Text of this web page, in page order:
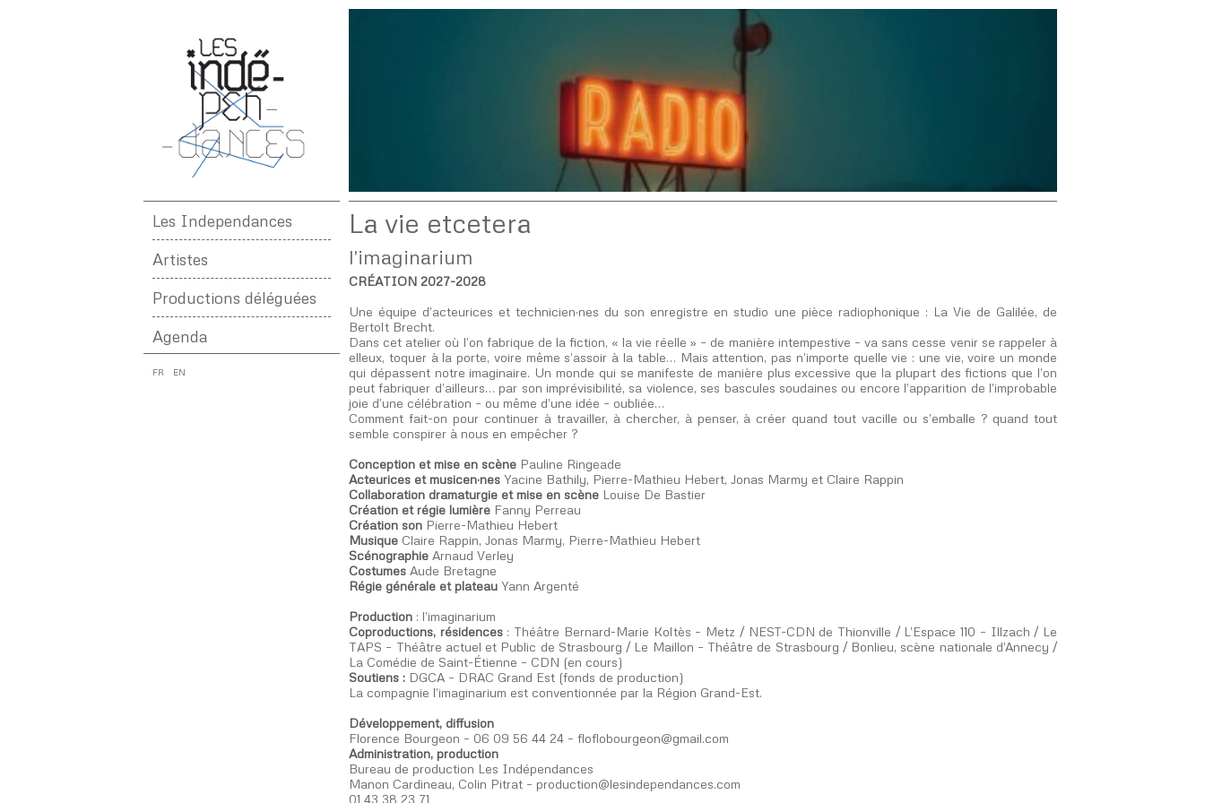
Les Independances
Artistes
Productions déléguées
Agenda
FR EN
La vie etcetera
l'imaginarium
CRÉATION 2027-2028
Une équipe d’acteurices et technicien·nes du son enregistre en studio une pièce radiophonique : La Vie de Galilée, de
Bertolt Brecht.
Dans cet atelier où l’on fabrique de la fiction, « la vie réelle » – de manière intempestive – va sans cesse venir se rappeler à
elleux, toquer à la porte, voire même s’assoir à la table… Mais attention, pas n’importe quelle vie : une vie, voire un monde
qui dépassent notre imaginaire. Un monde qui se manifeste de manière plus excessive que la plupart des fictions que l’on
peut fabriquer d’ailleurs… par son imprévisibilité, sa violence, ses bascules soudaines ou encore l’apparition de l’improbable
joie d’une célébration – ou même d’une idée – oubliée…
Comment fait-on pour continuer à travailler, à chercher, à penser, à créer quand tout vacille ou s’emballe ? quand tout
semble conspirer à nous en empêcher ?
Conception et mise en scène Pauline Ringeade
Acteurices et musicen·nes Yacine Bathily, Pierre-Mathieu Hebert, Jonas Marmy et Claire Rappin
Collaboration dramaturgie et mise en scène Louise De Bastier
Création et régie lumière Fanny Perreau
Création son Pierre-Mathieu Hebert
Musique Claire Rappin, Jonas Marmy, Pierre-Mathieu Hebert
Scénographie Arnaud Verley
Costumes Aude Bretagne
Régie générale et plateau Yann Argenté
Production : l’imaginarium
Coproductions, résidences: Théâtre Bernard-Marie Koltès – Metz / NEST-CDN de Thionville / L’Espace 110 – Illzach / Le
TAPS – Théâtre actuel et Public de Strasbourg / Le Maillon – Théâtre de Strasbourg / Bonlieu, scène nationale d’Annecy /
La Comédie de Saint-Étienne – CDN (en cours)
Soutiens : DGCA – DRAC Grand Est (fonds de production)
La compagnie l’imaginarium est conventionnée par la Région Grand-Est.
Développement, diffusion
Florence Bourgeon – 06 09 56 44 24 – floflobourgeon@gmail.com
Administration, production
Bureau de production Les Indépendances
Manon Cardineau, Colin Pitrat – production@lesindependances.com
01 43 38 23 71